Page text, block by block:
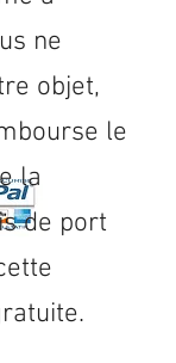
ne
objet,
le
la
de port